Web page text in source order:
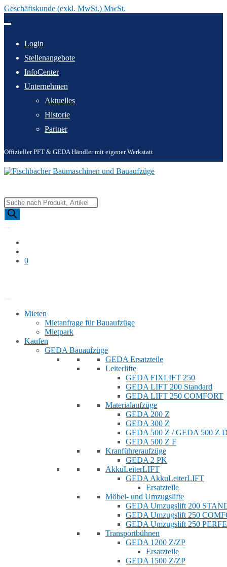
Geschäftskunde (exkl. MwSt.) MwSt.
Inhalt
Login
Stellenangebote
InfoCenter
Unternehmen
Aktuelles
Historie
Partner
Offizieller PFT & GEDA Händler mit eigener Werkstatt
Products
search
0
Mieten
Mietanfrage für Bauaufzüge
Mietpark
Kaufen
GEDA Bauaufzüge
GEDA Ersatzteile
Leiterlifte
GEDA FIXLIFT 250
GEDA LIFT 200 Standard
GEDA LIFT 250 COMFORT
Materialaufzüge
GEDA 200 Z
GEDA 300 Z
GEDA 500 Z / GEDA 500 Z
GEDA 500 Z F
Kranführeraufzüge
GEDA 2 PK
AkkuLeiterLIFT
GEDA AkkuLeiterLIFT
Ersatzteile
Möbel- und Umzugslifte
GEDA Umzugslift 200
GEDA Umzugslift 250
GEDA Umzugslift 250
Transportbühnen
GEDA 1200 Z/ZP
Ersatzteile
GEDA 1500 Z/ZP